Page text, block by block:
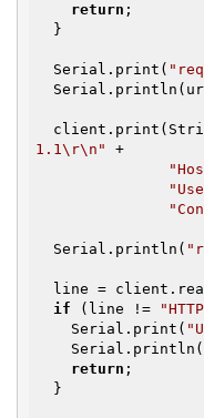
return ;
  Serial.print(
1.1\r\n"
+
  Serial.println(
line =
if (line !=
    Serial.print(
return ;